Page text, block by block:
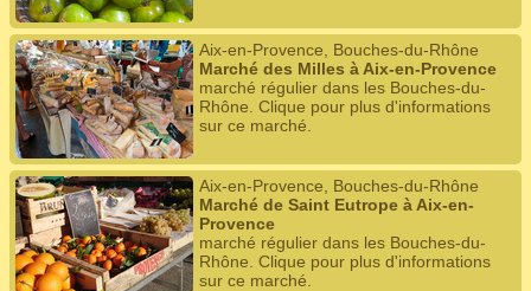
Aix-en-Provence, Bouches-du-Rhône
Marché des Milles à Aix-en-Provence
marché régulier dans les Bouches-du-
Rhône. Clique pour plus d'informations
sur ce marché.
Aix-en-Provence, Bouches-du-Rhône
Marché de Saint Eutrope à Aix-en-
Provence
marché régulier dans les Bouches-du-
Rhône. Clique pour plus d'informations
sur ce marché.